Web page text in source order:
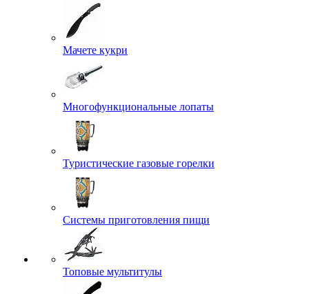
Мачете кукри
Многофункциональные лопаты
Туристические газовые горелки
Системы приготовления пищи
Топовые мультитулы